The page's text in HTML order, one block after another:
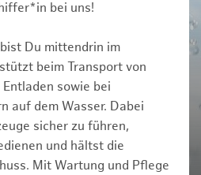
bei uns!
Du mittendrin im
beim Transport von
sowie bei
auf dem Wasser. Dabei
sicher zu führen,
und hältst die
Mit Wartung und Pflege